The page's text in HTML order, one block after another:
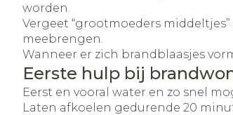
worden.
Vergeet “grootmoeders
meebrengen.
Wanneer er zich brandblaasjes
Eerste hulp bij
Eerst en vooral water en zo snel
Laten afkoelen gedurende 20